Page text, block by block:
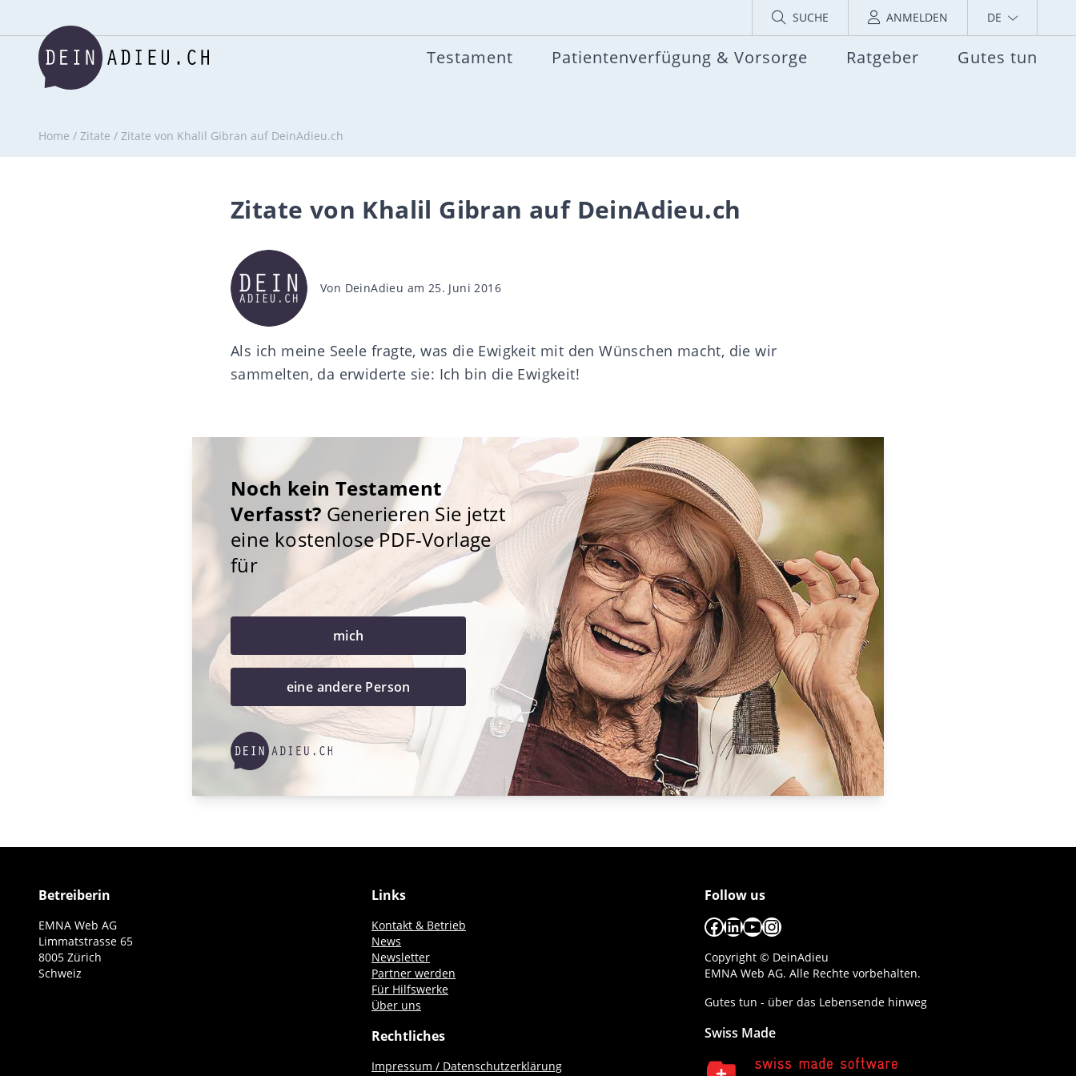
SUCHE ANMELDEN DE
Testament Patientenverfügung & Vorsorge Ratgeber Gutes tun
Home / Zitate / Zitate von Khalil Gibran auf DeinAdieu.ch
Zitate von Khalil Gibran auf DeinAdieu.ch
Beitragsautor
Von DeinAdieu am 25. Juni 2016
Als ich meine Seele fragte, was die Ewigkeit mit den Wünschen macht, die wir
sammelten, da erwiderte sie: Ich bin die Ewigkeit!
Noch kein Testament
Verfasst? Generieren Sie jetzt
eine kostenlose PDF-Vorlage
für
mich
eine andere Person
Betreiberin
EMNA Web AG
Limmatstrasse 65
8005 Zürich
Schweiz
Links
Kontakt & Betrieb
News
Newsletter
Partner werden
Für Hilfswerke
Über uns
Rechtliches
Impressum / Datenschutzerklärung
Follow us
Facebook
LinkedIn
YouTube
Instagram
Copyright © DeinAdieu
EMNA Web AG. Alle Rechte vorbehalten.
Gutes tun - über das Lebensende hinweg
Swiss Made